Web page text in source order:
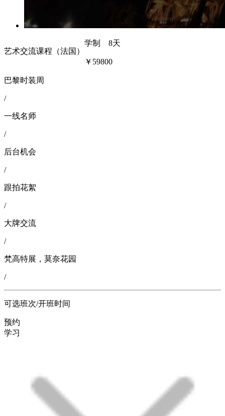
艺术交流课程（法国）
学制 8天
￥59800
巴黎时装周
/
一线名师
/
后台机会
/
跟拍花絮
/
大牌交流
/
梵高特展，莫奈花园
/
可选班次/开班时间
预约
学习